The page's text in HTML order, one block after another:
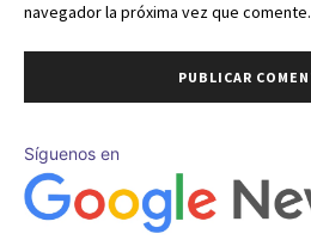
navegador la próxima vez que comente.
Síguenos en